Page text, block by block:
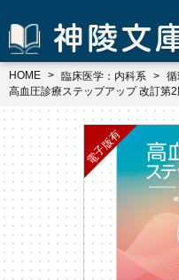
HOME 臨床医学：内科系
高血圧診療ステップアップ 改訂第2